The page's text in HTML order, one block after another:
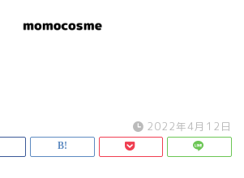
2022年4月12日